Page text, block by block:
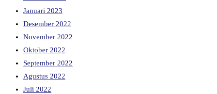
Januari 2023
Desember 2022
November 2022
Oktober 2022
September 2022
Agustus 2022
Juli 2022